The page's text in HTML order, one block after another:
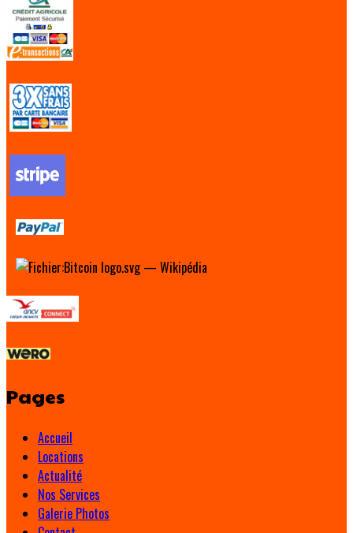
Pages
Accueil
Locations
Actualité
Nos Services
Galerie Photos